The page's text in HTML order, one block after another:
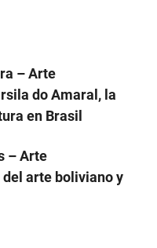
– Arte
do Amaral, la
en Brasil
– Arte
arte boliviano y